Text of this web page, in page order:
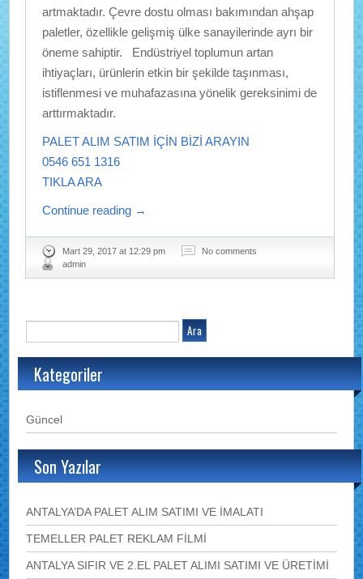
artmaktadır. Çevre dostu olması bakımından ahşap
paletler, özellikle gelişmiş ülke sanayilerinde ayrı bir
öneme sahiptir. Endüstriyel toplumun artan
ihtiyaçları, ürünlerin etkin bir şekilde taşınması,
istiflenmesi ve muhafazasına yönelik gereksinimi de
arttırmaktadır.
PALET ALIM SATIM İÇİN BİZİ ARAYIN
0546 651 1316
TIKLA ARA
Continue reading →
Mart 29, 2017 at 12:29 pm
No comments
admin
Kategoriler
Güncel
Son Yazılar
ANTALYA’DA PALET ALIM SATIMI VE İMALATI
TEMELLER PALET REKLAM FİLMİ
ANTALYA SIFIR VE 2.EL PALET ALIMI SATIMI VE ÜRETİMİ